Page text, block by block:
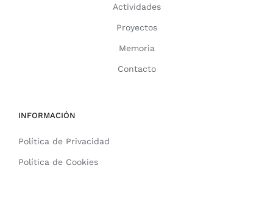
Actividades
Proyectos
Memoria
Contacto
INFORMACIÓN
Política de Privacidad
Política de Cookies